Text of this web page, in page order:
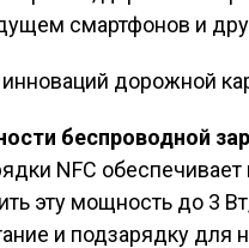
смартфонов и
инноваций дорожной
беспроводной
NFC
эту мощность до 3
и подзарядку